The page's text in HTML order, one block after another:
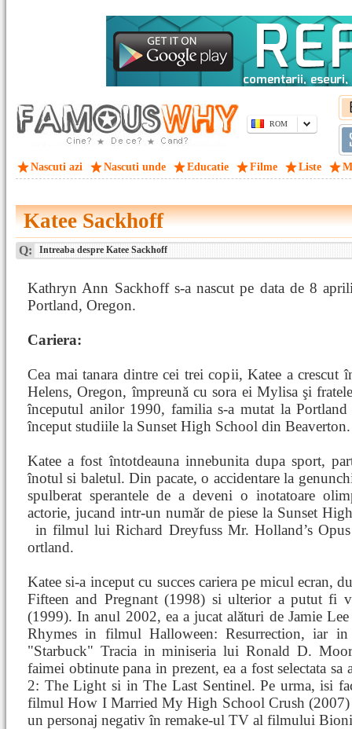
ROM
Nascuti azi Nascuti unde Educatie Filme Liste
Katee Sackhoff
Q: Intreaba despre Katee Sackhoff
Kathryn Ann Sackhoff s-a nascut pe data de 8
Portland, Oregon.
Cariera:
Cea mai tanara dintre cei trei copii, Katee a crescut
Helens, Oregon, împreună cu sora ei Mylisa şi
începutul anilor 1990, familia s-a mutat la Portland
început studiile la Sunset High School din Beaverton.
Katee a fost întotdeauna innebunita dupa sport,
înotul si baletul. Din pacate, o accidentare la
spulberat sperantele de a deveni o inotatoare
actorie, jucand intr-un număr de piese la Sunset
in filmul lui Richard Dreyfuss Mr. Holland’s
ortland.
Katee si-a inceput cu succes cariera pe micul ecran,
Fifteen and Pregnant (1998) si ulterior a putut fi
(1999). In anul 2002, ea a jucat alături de Jamie
Rhymes in filmul Halloween: Resurrection, iar
"Starbuck" Tracia in miniseria lui Ronald D.
faimei obtinute pana in prezent, ea a fost selectata
2: The Light si in The Last Sentinel. Pe urma, isi
filmul How I Married My High School Crush (2007)
un personaj negativ în remake-ul TV al filmului